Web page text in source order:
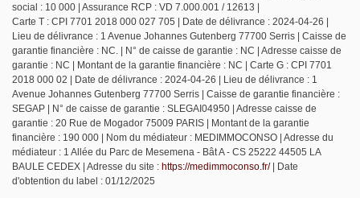
social : 10 000 | Assurance RCP : VD 7.000.001 / 12613 |
Carte T : CPI 7701 2018 000 027 705 | Date de délivrance : 2024-04-26 |
Lieu de délivrance : 1 Avenue Johannes Gutenberg 77700 Serris | Caisse de
garantie financière : NC. | N° de caisse de garantie : NC | Adresse caisse de
garantie : NC | Montant de la garantie financière : NC | Carte G : CPI 7701
2018 000 02 | Date de délivrance : 2024-04-26 | Lieu de délivrance : 1
Avenue Johannes Gutenberg 77700 Serris | Caisse de garantie financière :
SEGAP | N° de caisse de garantie : SLEGAI04950 | Adresse caisse de
garantie : 20 Rue de Mogador 75009 PARIS | Montant de la garantie
financière : 190 000 | Nom du médiateur : MEDIMMOCONSO | Adresse du
médiateur : 1 Allée du Parc de Mesemena - Bât A - CS 25222 44505 LA
BAULE CEDEX | Adresse du site : https://medimmoconso.fr/| Date
d'obtention du label : 01/12/2025